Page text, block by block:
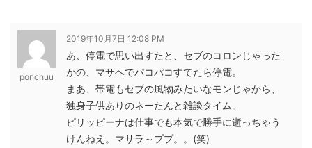
ponchuu
2019年10月7日 12:08 PM
あ、停電で思い出すたと、セブのコロンじゃった
かの、マサヘでパコパコすてたら停電。
まあ、帯電もセブの風物みたいなモンじゃから、
独身子供ありのネーたんと雑談タイム。
ピリッピーナは仕事でも本気で勝手に逝っちゃう
けんねえ。マサラ～ププ。。(笑)